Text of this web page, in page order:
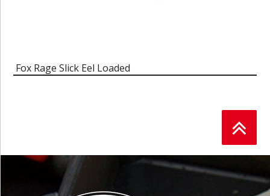
Fox Rage Slick Eel Loaded